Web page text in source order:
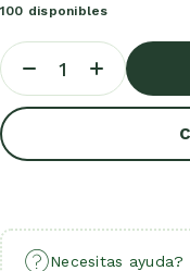
100 disponibles
Necesitas